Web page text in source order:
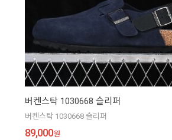
버켄스탁 1030668 슬리퍼
버켄스탁 1030668 슬리퍼
89,000원